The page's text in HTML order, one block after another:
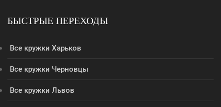
БЫСТРЫЕ ПЕРЕХОДЫ
Все кружки Харьков
Все кружки Черновцы
Все кружки Львов